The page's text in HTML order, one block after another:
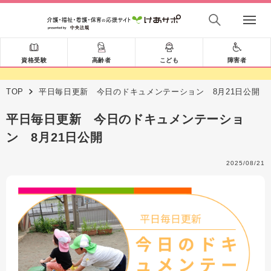
資格受験 高齢者 こども 障害者
TOP 平日毎日更新 今日のドキュメンテーション 8月21日公開
平日毎日更新 今日のドキュメンテーショ
ン 8月21日公開
2025/08/21